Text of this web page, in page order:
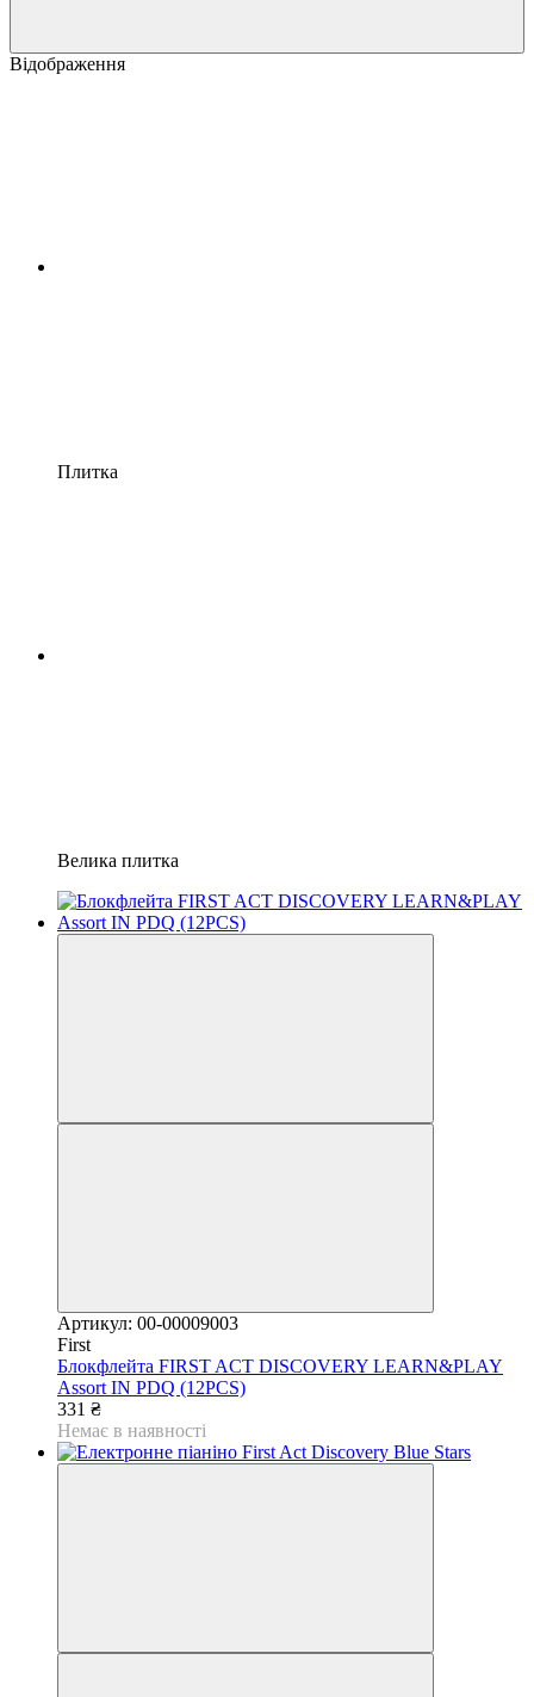
Відображення
Плитка
Велика плитка
Артикул: 00-00009003
First
Блокфлейта FIRST ACT DISCOVERY LEARN&PLAY
Assort IN PDQ (12PCS)
331 ₴
Немає в наявності